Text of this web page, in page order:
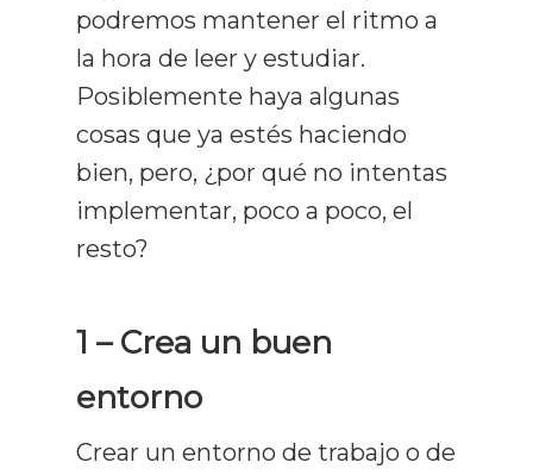
podremos mantener el ritmo a
la hora de leer y estudiar.
Posiblemente haya algunas
cosas que ya estés haciendo
bien, pero, ¿por qué no intentas
implementar, poco a poco, el
resto?
1 – Crea un buen
entorno
Crear un entorno de trabajo o de